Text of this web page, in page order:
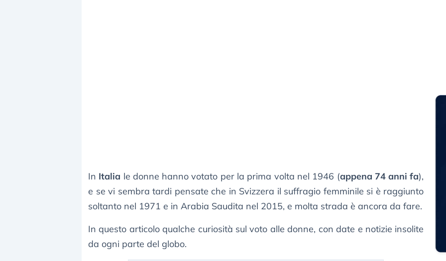
In Italia le donne hanno votato per la prima volta nel 1946 (appena 74 anni fa),
e se vi sembra tardi pensate che in Svizzera il suffragio femminile si è raggiunto
soltanto nel 1971 e in Arabia Saudita nel 2015, e molta strada è ancora da fare.
In questo articolo qualche curiosità sul voto alle donne, con date e notizie insolite
da ogni parte del globo.